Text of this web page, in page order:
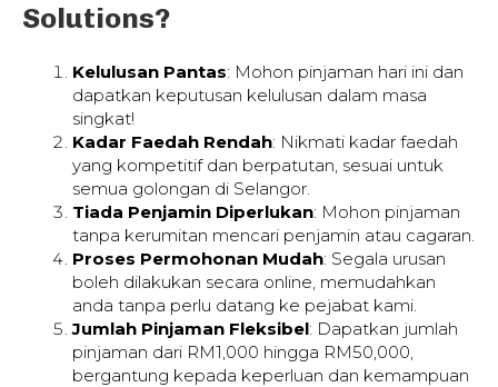
Solutions?
Kelulusan Pantas: Mohon pinjaman hari ini dan
dapatkan keputusan kelulusan dalam masa
singkat!
Kadar Faedah Rendah: Nikmati kadar faedah
yang kompetitif dan berpatutan, sesuai untuk
semua golongan di Selangor.
Tiada Penjamin Diperlukan: Mohon pinjaman
tanpa kerumitan mencari penjamin atau cagaran.
Proses Permohonan Mudah: Segala urusan
boleh dilakukan secara online, memudahkan
anda tanpa perlu datang ke pejabat kami.
Jumlah Pinjaman Fleksibel: Dapatkan jumlah
pinjaman dari RM1,000 hingga RM50,000,
bergantung kepada keperluan dan kemampuan